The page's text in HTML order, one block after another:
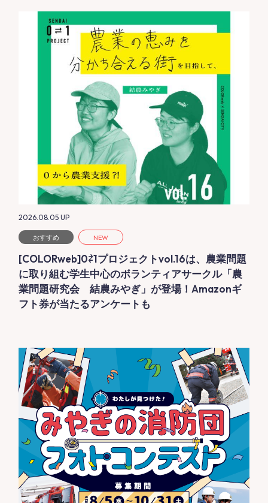
2026.08.05 UP
おすすめ NEW
[COLORweb]0⇄1プロジェクトvol.16は、農業問題
に取り組む学生中心のボランティアサークル「農
業問題研究会 結農みやぎ」が登場！Amazonギ
フト券が当たるアンケートも